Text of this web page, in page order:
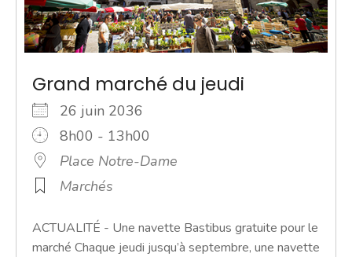
Grand marché du jeudi
26 juin 2036
8h00 - 13h00
Place Notre-Dame
Marchés
ACTUALITÉ - Une navette Bastibus gratuite pour le
marché Chaque jeudi jusqu’à septembre, une navette